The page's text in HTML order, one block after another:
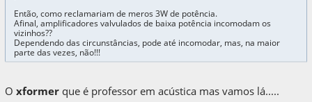
Então, como reclamariam de meros 3W de potência.
Afinal, amplificadores valvulados de baixa potência incomodam os
vizinhos??
Dependendo das circunstâncias, pode até incomodar, mas, na maior
parte das vezes, não!!!
Oxformer que é professor em acústica mas vamos lá.....